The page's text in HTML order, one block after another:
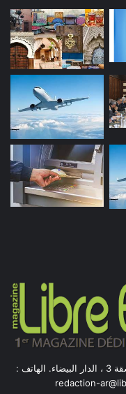
26 ،شارع مرس السلطان ،الطابق الأول ، الشقة 3 ، الدار البيضاء. الهاتف :